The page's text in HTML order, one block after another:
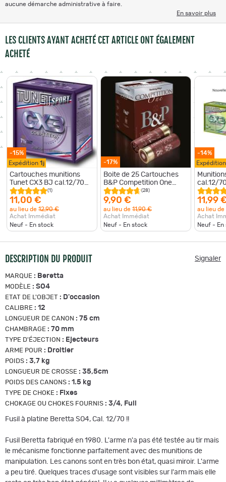
aucune démarche administrative à faire.
En savoir plus
LES CLIENTS AYANT ACHETÉ CET ARTICLE ONT ÉGALEMENT
ACHETÉ
-15%
Expédition 1j
Cartouches munitions
Tunet CX3 BJ cal.12/70
idem TUNET VMAX 28g
par 25
(1)
11,00 €
au lieu de 12,90 €
Achat Immédiat
Neuf - En stock
-17%
Boite de 25 Cartouches
B&P Competition One
28gr Cal 12 Pb 7.5
(28)
9,90 €
au lieu de 11,90 €
Achat Immédiat
Neuf - En stock
-14%
cal.12/
DMAX
11,99
au lieu de
Achat
Neuf - En
DESCRIPTION DU PRODUIT Signaler
MARQUE : Beretta
MODÈLE : SO4
ETAT DE L'OBJET : D'occasion
CALIBRE : 12
LONGUEUR DE CANON : 75 cm
CHAMBRAGE : 70 mm
TYPE D'ÉJECTION : Ejecteurs
ARME POUR : Droitier
POIDS : 3,7 kg
LONGUEUR DE CROSSE : 35,5cm
POIDS DES CANONS : 1.5 kg
TYPE DE CHOKE : Fixes
CHOKAGE OU CHOKES FOURNIS : 3/4, Full
Fusil à platine Beretta SO4, Cal. 12/70 !!
Fusil Beretta fabriqué en 1980. L'arme n'a pas été testée au tir mais
le mécanisme fonctionne parfaitement avec des munitions de
manipulation. Les canons sont en très bon état, quasi miroir. L'arme
a peu tiré. Quelques traces d'usage sont visibles sur l'arm mais elle